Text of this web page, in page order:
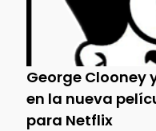
George Clooney
en la nueva
para Netflix